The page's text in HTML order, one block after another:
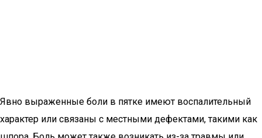
Явно выраженные боли в пятке имеют воспалительный
характер или связаны с местными дефектами, такими как